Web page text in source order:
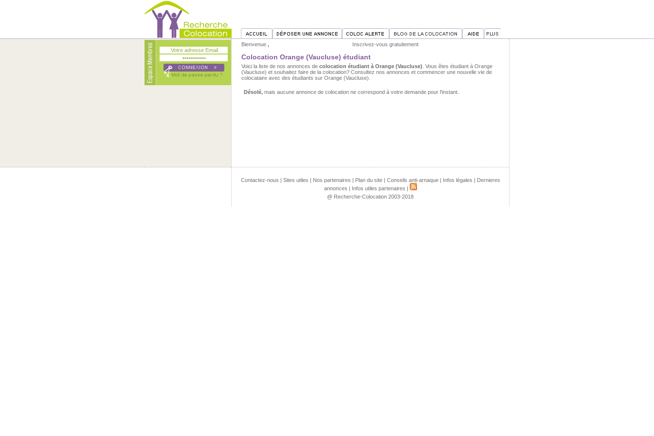
Bienvenue , Inscrivez-vous gratuitement
Colocation Orange (Vaucluse) étudiant
Voici la liste de nos annonces de colocation étudiant à Orange (Vaucluse) . Vous êtes étudiant à Orange
(Vaucluse) et souhaitez faire de la colocation? Consultez nos annonces et commencer une nouvelle vie de
colocataire avec des étudiants sur Orange (Vaucluse).
Désolé, mais aucune annonce de colocation ne correspond à votre demande pour l'instant.
Contactez-nous | Sites utiles | Nos partenaires | Plan du site| Conseils anti-arnaque| Infos légales | Dernieres
annonces | Infos utiles partenaires |
@ Recherche-Colocation 2003-2018